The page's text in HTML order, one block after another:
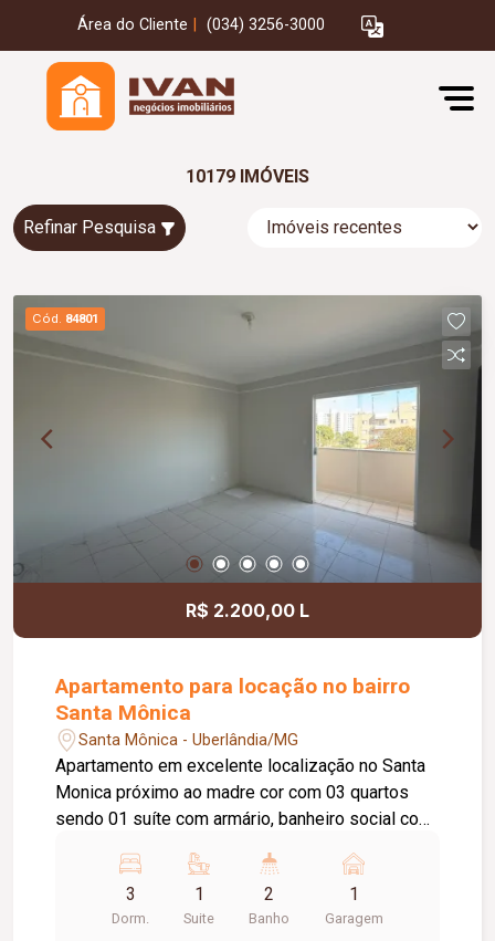
Área do Cliente (034) 3256-3000
10179 IMÓVEIS
Refinar Pesquisa
Cód. 84801
R$ 2.200,00 L
Apartamento para locação no bairro
Santa Mônica
Santa Mônica - Uberlândia/MG
Apartamento em excelente localização no Santa
Monica próximo ao madre cor com 03 quartos
sendo 01 suíte com armário, banheiro social com
estar com sacada, cozinha toda planejada com
armários, área de lavanderia com armário, 01 vaga
de garagem.
3
Dorm.
1
Suite
2
Banho
1
Garagem